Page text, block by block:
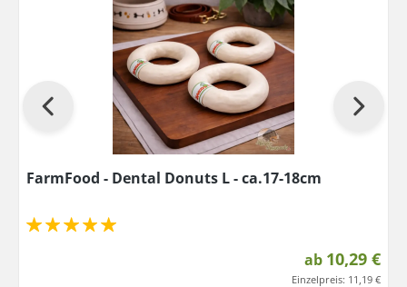
FarmFood - Dental Donuts L - ca.17-18cm
ab 10,29 €
Einzelpreis: 11,19 €